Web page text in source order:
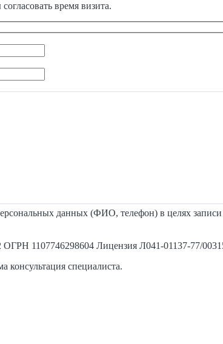
время визита.
данных (ФИО, телефон) в целях записи
1107746298604 Лицензия Л041-01137-77/
консультация специалиста.